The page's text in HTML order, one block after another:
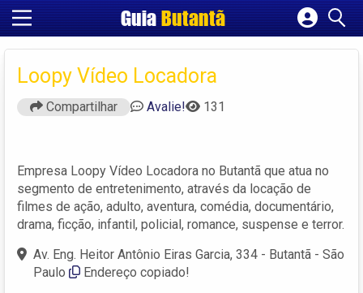
GuiaButantã
Cadastrar empresa
Criar conta
Loopy Vídeo Locadora
Compartilhar Avalie! 131
Empresa Loopy Vídeo Locadora no Butantã que atua no
segmento de entretenimento, através da locação de
filmes de ação, adulto, aventura, comédia, documentário,
drama, ficção, infantil, policial, romance, suspense e terror.
Av. Eng. Heitor Antônio Eiras Garcia, 334 - Butantã - São
Paulo
Endereço copiado!